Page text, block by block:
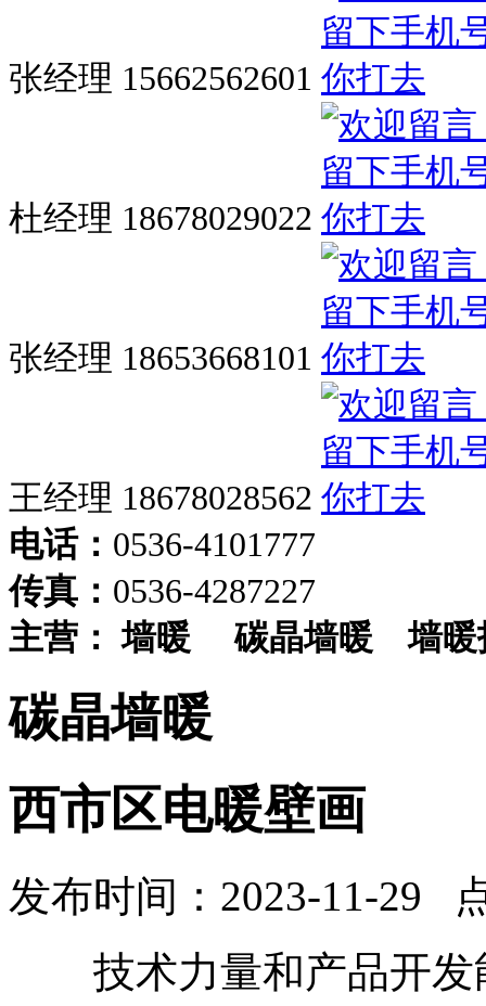
张经理 15662562601
杜经理 18678029022
张经理 18653668101
王经理 18678028562
电话： 0536-4101777
传真： 0536-4287227
主营： 墙暖碳晶墙暖墙暖
碳晶墙暖
西市区电暖壁画
发布时间：2023-11-29
技术力量和产品开发